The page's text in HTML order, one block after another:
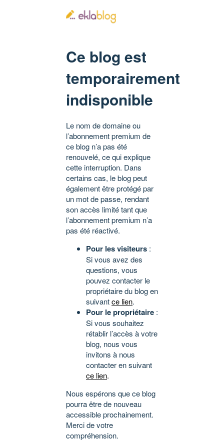
Ce blog est
temporairement
indisponible
Le nom de domaine ou
l’abonnement premium de
ce blog n’a pas été
renouvelé, ce qui explique
cette interruption. Dans
certains cas, le blog peut
également être protégé par
un mot de passe, rendant
son accès limité tant que
l’abonnement premium n’a
pas été réactivé.
Pour les visiteurs :
Si vous avez des
questions, vous
pouvez contacter le
propriétaire du blog en
suivantce lien.
Pour le propriétaire :
Si vous souhaitez
rétablir l’accès à votre
blog, nous vous
invitons à nous
contacter en suivant
ce lien.
Nous espérons que ce blog
pourra être de nouveau
accessible prochainement.
Merci de votre
compréhension.